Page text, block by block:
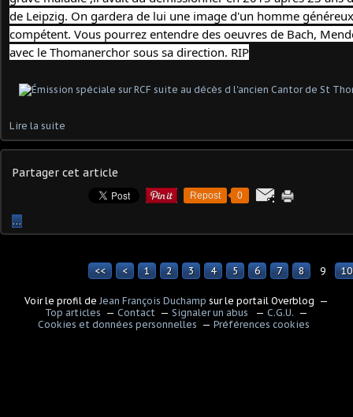
de Leipzig. On gardera de lui une image d'un homme
compétent. Vous pourrez entendre des oeuvres de Bach,
avec le Thomanerchor sous sa direction. RIP
Lire la suite
Partager cet article
Repost 0
…
<< < 1 2 3 4 5 6 7 8 9 10
Voir le profil de Jean François Duchamp sur le portail Overblog
Top articles
Contact Signaler un abus
C.G.U.
Cookies et données personnelles
Préférences cookies